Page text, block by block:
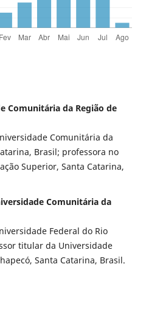
Comunitária da Região de
Comunitária da
Brasil; professora no
Superior, Santa Catarina,
Comunitária da
Federal do Rio
titular da Universidade
Santa Catarina, Brasil.